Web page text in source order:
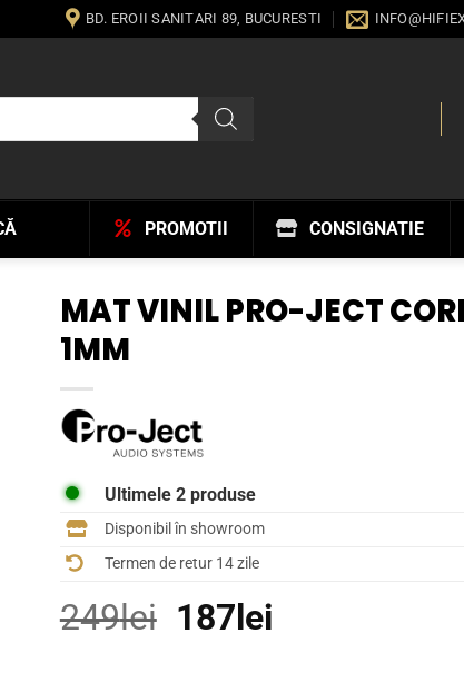
BD. EROII SANITARI 89, BUCURESTI
CONSIGNATIE
PROMOTII
MAT VINIL PRO-JECT
1MM
Ultimele 2 produse
Disponibil în showroom
Termen de retur 14 zile
249lei Prețul
187lei